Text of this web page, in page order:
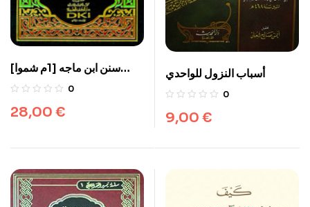
سنن ابن ماجه [1م شموا]
لونان
0
28,00 €
أسباب النزول للواحدي
0
9,00 €